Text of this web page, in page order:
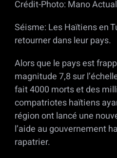
Crédit-Photo: Mano
Séisme: Les Haïtiens en
retourner dans leur pays.
Alors que le pays est
magnitude 7,8 sur
fait 4000 morts et des
compatriotes haïtiens
région ont lancé une
l’aide au gouvernement
rapatrier.